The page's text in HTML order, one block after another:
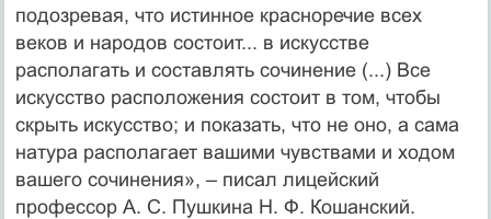
подозревая, что истинное красноречие всех
веков и народов состоит... в искусстве
располагать и составлять сочинение (...) Все
искусство расположения состоит в том, чтобы
скрыть искусство; и показать, что не оно, а сама
натура располагает вашими чувствами и ходом
вашего сочинения», – писал лицейский
профессор А. С. Пушкина Н. Ф. Кошанский.